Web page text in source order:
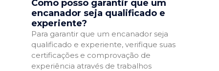
Como posso garantir que um
encanador seja qualificado e
experiente?
Para garantir que um encanador seja
qualificado e experiente, verifique suas
certificações e comprovação de
experiência através de trabalhos